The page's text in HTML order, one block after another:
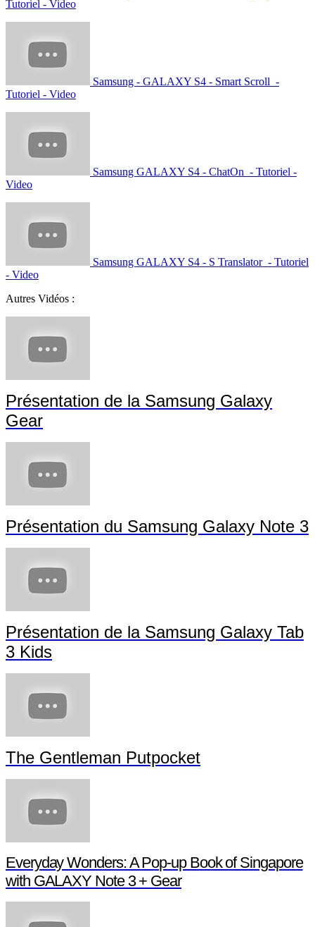
Tutoriel - Video
Samsung - GALAXY S4 - Smart Scroll -
Tutoriel - Video
Samsung GALAXY S4 - ChatOn - Tutoriel -
Video
Samsung GALAXY S4 - S Translator - Tutoriel
- Video
Autres Vidéos :
Présentation de la Samsung Galaxy
Gear
Présentation du Samsung Galaxy Note 3
Présentation de la Samsung Galaxy Tab
3 Kids
The Gentleman Putpocket
Everyday Wonders: A Pop-up Book of Singapore
with GALAXY Note 3 + Gear